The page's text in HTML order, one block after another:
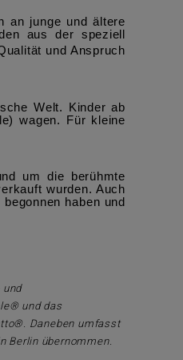
an junge und ältere
aus der speziell
und Anspruch
Welt. Kinder ab
wagen. Für kleine
um die berühmte
wurden. Auch
haben und
und
und das
Daneben umfasst
Berlin übernommen.